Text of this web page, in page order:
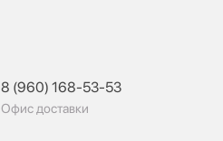
8 (960) 168-53-53
Офис доставки